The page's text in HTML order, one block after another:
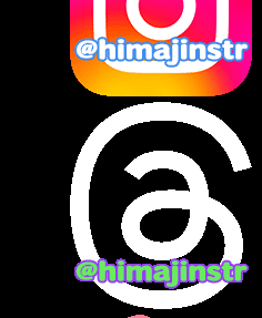
2024年7月
(7)
2024年6月(10)
2024年5月(12)
2024年4月(15)
2024年3月
2024年1月
2023年12月
2023年11月 (4)
2023年10月
(3)
2023年9月
2023年8月(12)
2023年7月
(14)
2023年6月
2023年5月
(5)
2023年4月(6)
2023年3月
(3)